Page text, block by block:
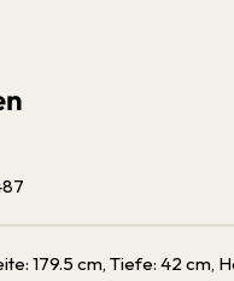
179.5 cm, Tiefe: 42 cm,